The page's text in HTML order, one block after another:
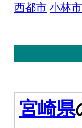
西都市 小林市